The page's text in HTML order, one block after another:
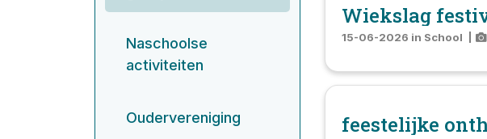
Kennismaking
Naschoolse
activiteiten
Oudervereniging
Wiekslag
15-06-2026 in School
feestelijke